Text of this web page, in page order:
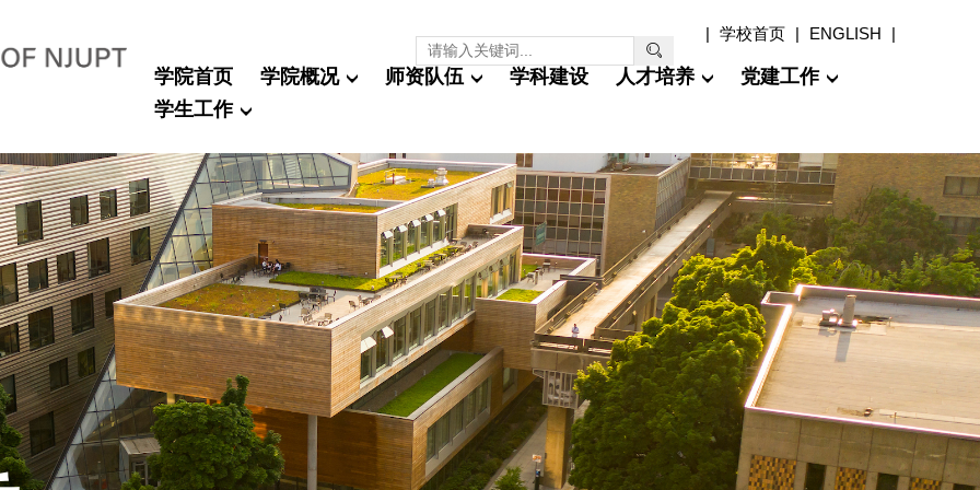
| 学校首页 | ENGLISH |
学院首页 学院概况 师资队伍 学科建设 人才培养
党建工作
学生工作
